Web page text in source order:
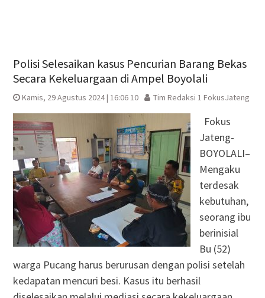
Polisi Selesaikan kasus Pencurian Barang Bekas
Secara Kekeluargaan di Ampel Boyolali
Kamis, 29 Agustus 2024 | 16:06 10 Tim Redaksi 1 FokusJateng
Fokus
Jateng-
BOYOLALI–
Mengaku
terdesak
kebutuhan,
seorang ibu
berinisial
Bu (52)
warga Pucang harus berurusan dengan polisi setelah
kedapatan mencuri besi. Kasus itu berhasil